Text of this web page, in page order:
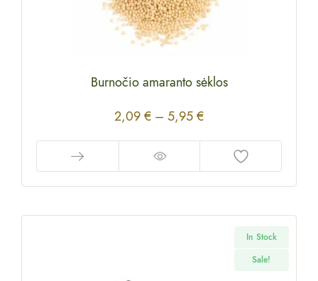
Burnočio amaranto sėklos
2,09€ – 5,95€
In Stock
Sale!